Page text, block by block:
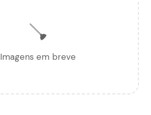
🪠
Imagens em breve